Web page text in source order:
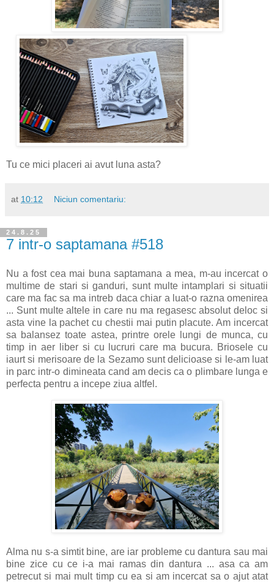
Tu ce mici placeri ai avut luna asta?
at 10:12 Niciun comentariu:
24.8.25
7 intr-o saptamana #518
Nu a fost cea mai buna saptamana a mea, m-au incercat o
multime de stari si ganduri, sunt multe intamplari si situatii
care ma fac sa ma intreb daca chiar a luat-o razna omenirea
... Sunt multe altele in care nu ma regasesc absolut deloc si
asta vine la pachet cu chestii mai putin placute. Am incercat
sa balansez toate astea, printre orele lungi de munca, cu
timp in aer liber si cu lucruri care ma bucura. Briosele cu
iaurt si merisoare de la Sezamo sunt delicioase si le-am luat
in parc intr-o dimineata cand am decis ca o plimbare lunga e
perfecta pentru a incepe ziua altfel.
Alma nu s-a simtit bine, are iar probleme cu dantura sau mai
bine zice cu ce i-a mai ramas din dantura ... asa ca am
petrecut si mai mult timp cu ea si am incercat sa o ajut atat